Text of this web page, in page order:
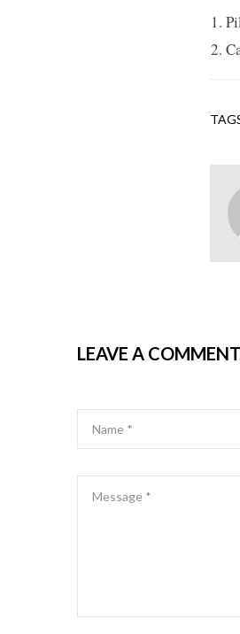
LEAVE A COMMENT